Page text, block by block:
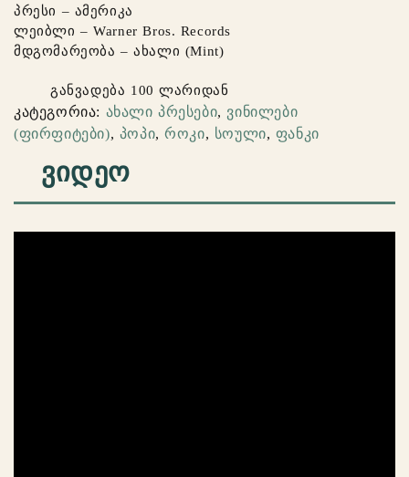
პრესი – ამერიკა
ლეიბლი – Warner Bros. Records
მდგომარეობა – ახალი (Mint)
განვადება 100 ლარიდან
კატეგორია: ახალი პრესები, ვინილები
(ფირფიტები), პოპი,როკი, სოული, ფანკი
ᲕᲘᲓᲔᲝ